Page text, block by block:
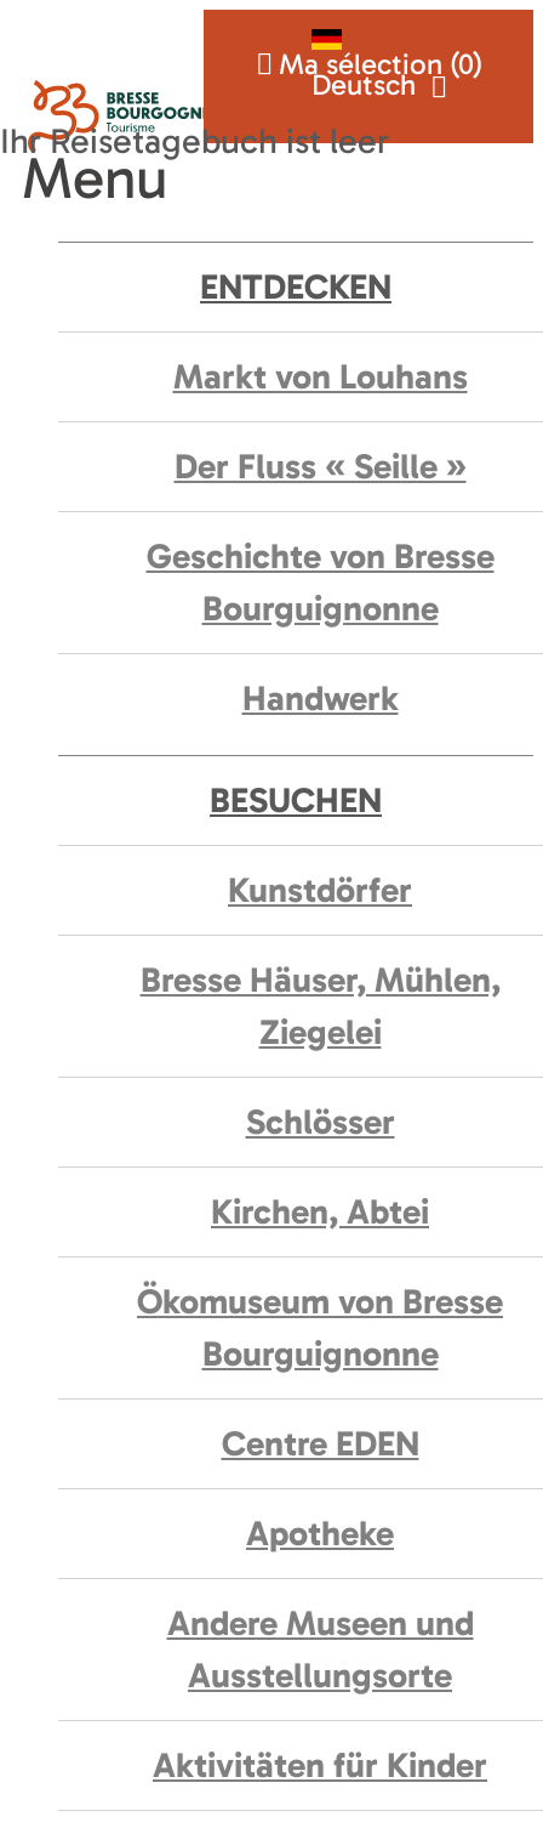
Deutsch
Ma sélection (0)
Menu
ENTDECKEN
Markt von Louhans
Der Fluss « Seille »
Geschichte von Bresse
Bourguignonne
Handwerk
BESUCHEN
Kunstdörfer
Bresse Häuser, Mühlen,
Ziegelei
Schlösser
Kirchen, Abtei
Ökomuseum von Bresse
Bourguignonne
Centre EDEN
Apotheke
Andere Museen und
Ausstellungsorte
Aktivitäten für Kinder